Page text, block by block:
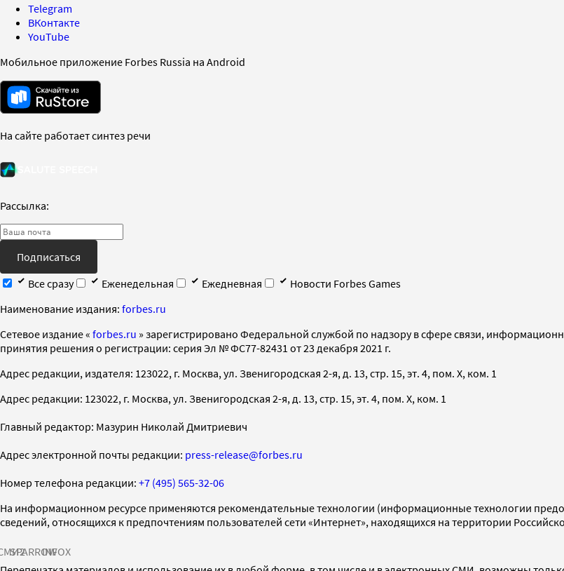
Telegram
ВКонтакте
YouTube
Мобильное приложение Forbes Russia на Android
На сайте работает синтез речи
Рассылка:
Подписаться
Все сразу
Еженедельная Ежедневная
Новости Forbes Games
Наименование издания: forbes.ru
Cетевое издание « forbes.ru » зарегистрировано Федеральной службой по надзору в сфере связи,
принятия решения о регистрации: серия Эл № ФС77-82431 от 23 декабря 2021 г.
Адрес редакции, издателя: 123022, г. Москва, ул. Звенигородская 2-я, д. 13, стр. 15, эт. 4, пом. X, ком. 1
Адрес редакции: 123022, г. Москва, ул. Звенигородская 2-я, д. 13, стр. 15, эт. 4, пом. X, ком. 1
Главный редактор: Мазурин Николай Дмитриевич
Адрес электронной почты редакции: press-release@forbes.ru
Номер телефона редакции: +7 (495) 565-32-06
На информационном ресурсе применяются рекомендательные технологии (информационные технологии
сведений, относящихся к предпочтениям пользователей сети «Интернет», находящихся на территории
SPARROWINFOX